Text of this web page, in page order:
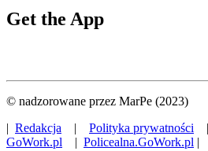
Get the App
© nadzorowane przez MarPe (2023)
| Redakcja | Polityka prywatności
GoWork.pl | Policealna.GoWork.pl |